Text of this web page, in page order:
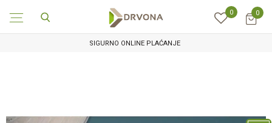
0 0
SIGURNO ONLINE PLAĆANJE